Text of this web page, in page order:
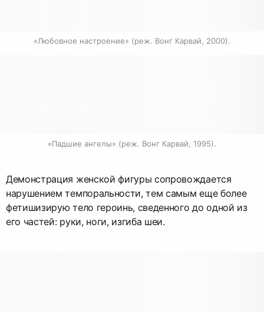
«Любовное настроение» (реж. Вонг Карвай, 2000).
«Падшие ангелы» (реж. Вонг Карвай, 1995).
Демонстрация женской фигуры сопровождается
нарушением темпоральности, тем самым еще более
фетишизирую тело героинь, сведенного до одной из
его частей: руки, ноги, изгиба шеи.